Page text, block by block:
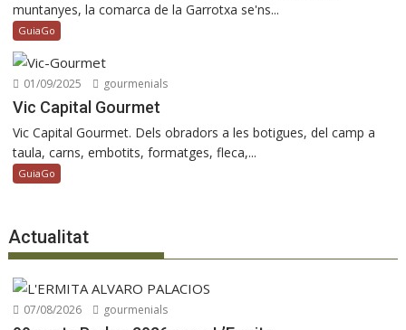
muntanyes, la comarca de la Garrotxa se'ns...
GuiaGo
01/09/2025 gourmenials
Vic Capital Gourmet
Vic Capital Gourmet. Dels obradors a les botigues, del camp a
taula, carns, embotits, formatges, fleca,...
GuiaGo
Actualitat
07/08/2026 gourmenials